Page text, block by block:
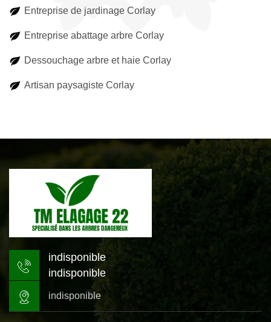
Entreprise de jardinage Corlay
Entreprise abattage arbre Corlay
Dessouchage arbre et haie Corlay
Artisan paysagiste Corlay
indisponible
indisponible
indisponible